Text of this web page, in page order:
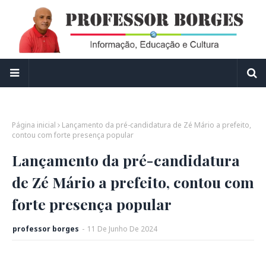
Página inicial
Lançamento da pré-candidatura de Zé Mário a prefeito,
contou com forte presença popular
Lançamento da pré-candidatura
de Zé Mário a prefeito, contou com
forte presença popular
professor borges - 11 De Junho De 2024